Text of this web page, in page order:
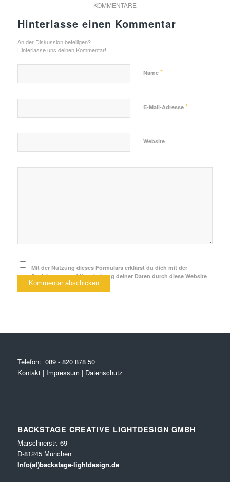
KOMMENTARE
Hinterlasse einen Kommentar
An der Diskussion beteiligen?
Hinterlasse uns deinen Kommentar!
Name *
E-Mail-Adresse *
Website
Mit der Nutzung dieses Formulars erklärst du dich mit der
Speicherung und Verarbeitung deiner Daten durch diese Website
einverstanden.*
Telefon: 089 - 820 878 50
Kontakt| Impressum | Datenschutz
BACKSTAGE CREATIVE LIGHTDESIGN GMBH
Marschnerstr. 69
D-81245 München
Info(at)backstage-lightdesign.de